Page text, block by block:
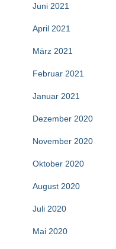
Juni 2021
April 2021
März 2021
Februar 2021
Januar 2021
Dezember 2020
November 2020
Oktober 2020
August 2020
Juli 2020
Mai 2020